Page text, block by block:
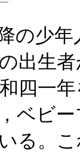
の少年
出生
四一
ベビ
る。